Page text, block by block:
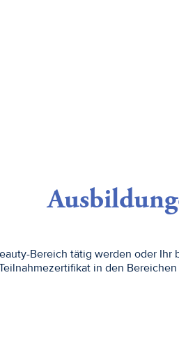
Bereich tätig werden oder
in den Bereichen